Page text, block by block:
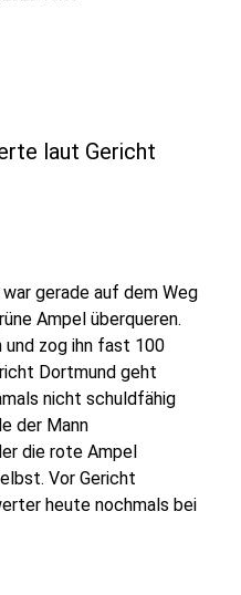
laut Gericht
gerade auf dem Weg
Ampel überqueren.
zog ihn fast 100
Dortmund geht
nicht schuldfähig
der Mann
die rote Ampel
Vor Gericht
heute nochmals bei